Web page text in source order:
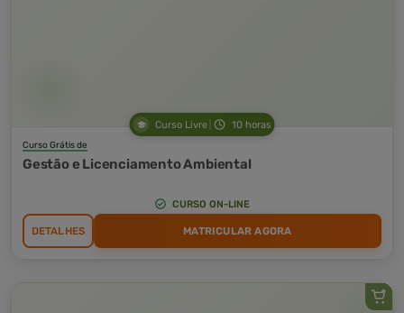
Curso Livre 10 horas
Curso Grátis de
Gestão e Licenciamento Ambiental
CURSO ON-LINE
DETALHES MATRICULAR AGORA